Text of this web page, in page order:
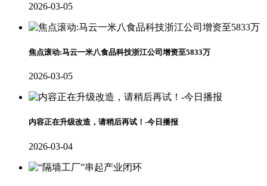
2026-03-05
焦点滚动:马云一米八食品科技浙江公司增资至5833万
2026-03-05
内容正在升级改造，请稍后再试！-今日播报
2026-03-04